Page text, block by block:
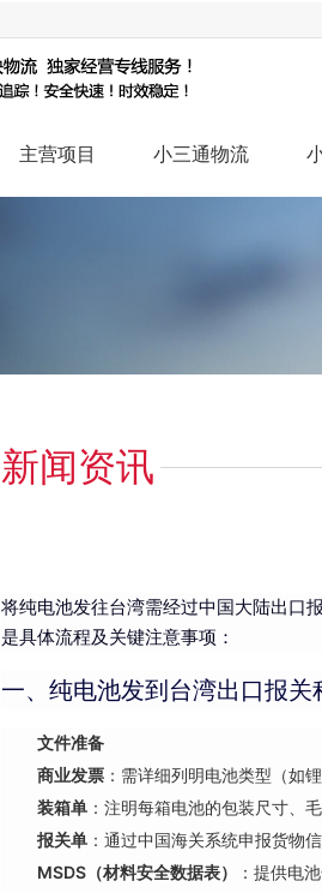
主营项目 小三通物流
新闻资讯
将纯电池发往台湾需经过中国大陆出口
是具体流程及关键注意事项：
一、纯电池发到台湾出口报关
文件准备
商业发票 ：需详细列明电池类型（如
装箱单 ：注明每箱电池的包装尺寸、
报关单 ：通过中国海关系统申报货物
MSDS（材料安全数据表） ：提供电